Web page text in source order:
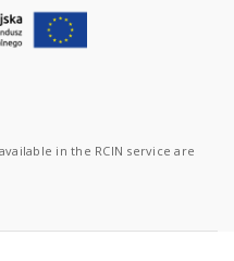
in the RCIN service are